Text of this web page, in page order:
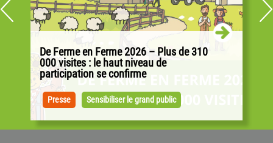
De Ferme en Ferme 2026 – Plus de 310
000 visites : le haut niveau de
participation se confirme
Alors que l’alimentation, la souveraineté
alimentaire et la transition agricole occupent
une place importante dans le débat sociétal,
le...
Presse Sensibiliser le grand public